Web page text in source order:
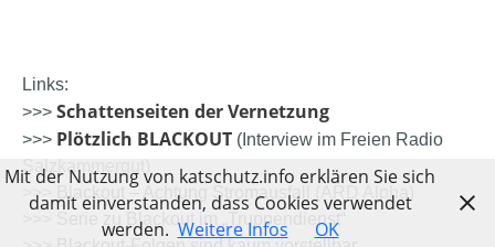
Links:
>>> Schattenseiten der Vernetzung
>>> Plötzlich BLACKOUT (Interview im Freien Radio
Salzkammergut)
>>>
Blackout – Achtung Stromausfall
(ARD Alpha)
Serie zu Blackout im „Truppendienst“
Mit der Nutzung von katschutz.info erklären Sie sich
damit einverstanden, dass Cookies verwendet
werden. Weitere Infos OK